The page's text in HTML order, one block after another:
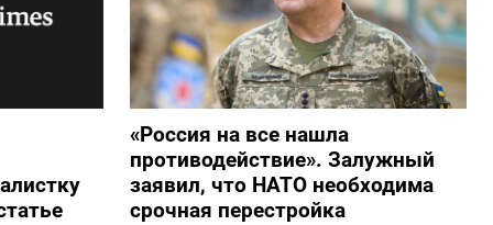
«Россия на все нашла
противодействие». Залужный
заявил, что НАТО необходима
срочная перестройка